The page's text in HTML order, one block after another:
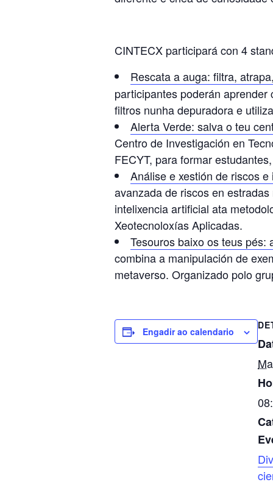
CINTECX participará con 4
Rescata a auga: filtra,
participantes poderán
filtros nunha depuradora e
Alerta Verde: salva o teu
Centro de Investigación en
FECYT, para formar
Análise e xestión de riscos
avanzada de riscos en
intelixencia artificial ata
Xeotecnoloxías Aplicadas.
Tesouros baixo os teus pés:
combina a manipulación de
metaverso. Organizado polo
Engadir ao calendario